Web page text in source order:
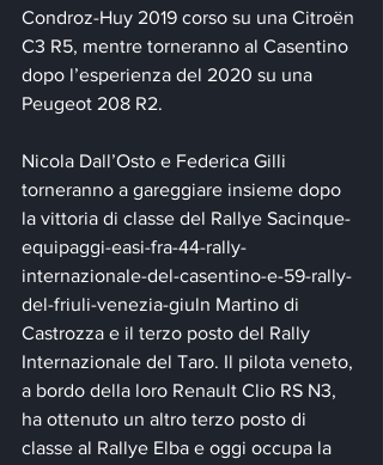
Condroz-Huy 2019 corso su una Citroën
C3 R5, mentre torneranno al Casentino
dopo l’esperienza del 2020 su una
Peugeot 208 R2.
Nicola Dall’Osto e Federica Gilli
torneranno a gareggiare insieme dopo
la vittoria di classe del Rallye Sacinque-
equipaggi-easi-fra-44-rally-
internazionale-del-casentino-e-59-rally-
del-friuli-venezia-giuln Martino di
Castrozza e il terzo posto del Rally
Internazionale del Taro. Il pilota veneto,
a bordo della loro Renault Clio RS N3,
ha ottenuto un altro terzo posto di
classe al Rallye Elba e oggi occupa la